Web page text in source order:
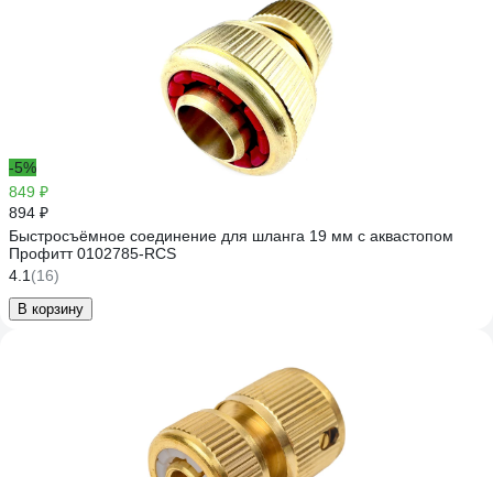
-5%
849 ₽
894 ₽
Быстросъёмное соединение для шланга 19 мм с аквастопом
Профитт 0102785-RCS
4.1 (16)
В корзину